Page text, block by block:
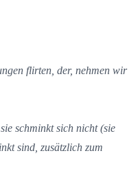
flirten, der, nehmen wir
schminkt sich nicht (sie
sind, zusätzlich zum